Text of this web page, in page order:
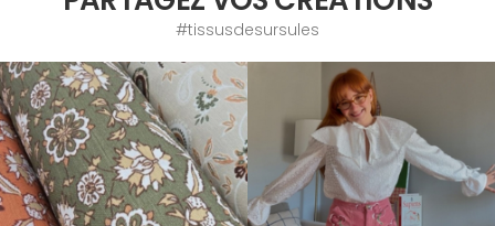
#tissusdesursules